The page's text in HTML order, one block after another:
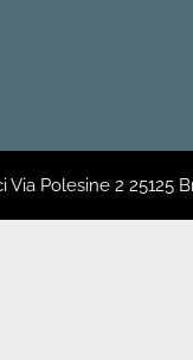
Polesine 2 25125